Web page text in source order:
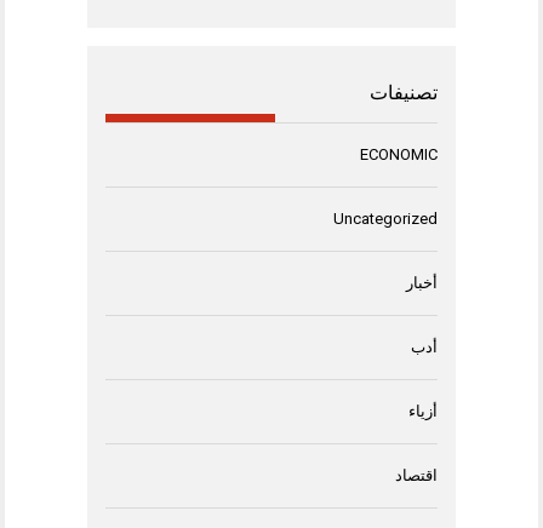
تصنيفات
ECONOMIC
Uncategorized
أخبار
أدب
أزياء
اقتصاد